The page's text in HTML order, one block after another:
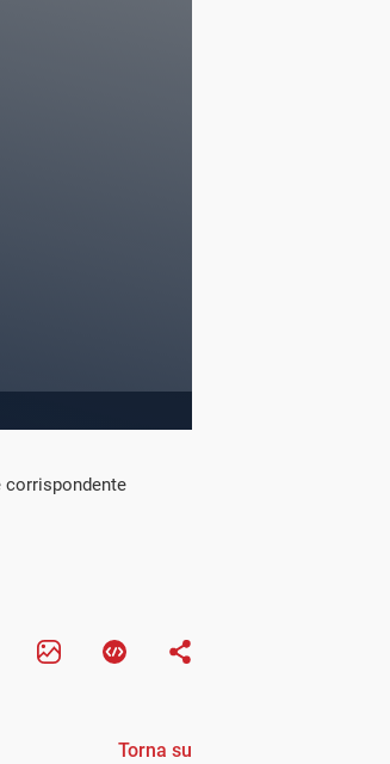
corrispondente
Torna su